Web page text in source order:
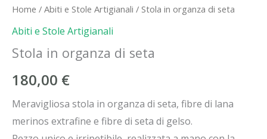
Home / Abiti e Stole Artigianali / Stola in organza di seta
Abiti e Stole Artigianali
Stola in organza di seta
180,00 €
Meravigliosa stola in organza di seta, fibre di lana
merinos extrafine e fibre di seta di gelso.